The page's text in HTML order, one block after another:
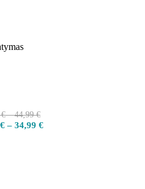
€–44,99€
€– 34,99 €